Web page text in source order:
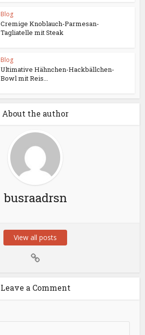
Blog
Cremige Knoblauch-Parmesan-
Tagliatelle mit Steak
Blog
Ultimative Hähnchen-Hackbällchen-
Bowl mit Reis...
About the author
busraadrsn
View all posts
Leave a Comment